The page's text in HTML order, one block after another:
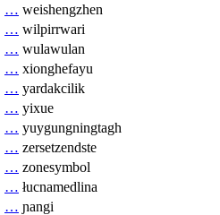
… weishengzhen
… wilpirrwari
… wulawulan
… xionghefayu
… yardakcilik
… yixue
… yuygungningtagh
… zersetzendste
… zonesymbol
… łucnamedlina
… ɲangi